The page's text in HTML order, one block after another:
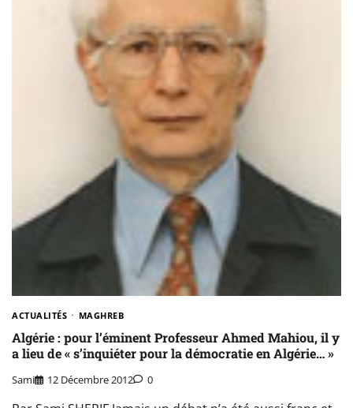
ACTUALITÉS MAGHREB
Algérie : pour l’éminent Professeur Ahmed Mahiou, il y
a lieu de « s’inquiéter pour la démocratie en Algérie… »
Sami 12 Décembre 2012 0